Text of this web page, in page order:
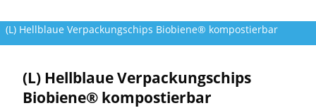
(L) Hellblaue Verpackungschips Biobiene® kompostierbar
(L) Hellblaue Verpackungschips
Biobiene® kompostierbar